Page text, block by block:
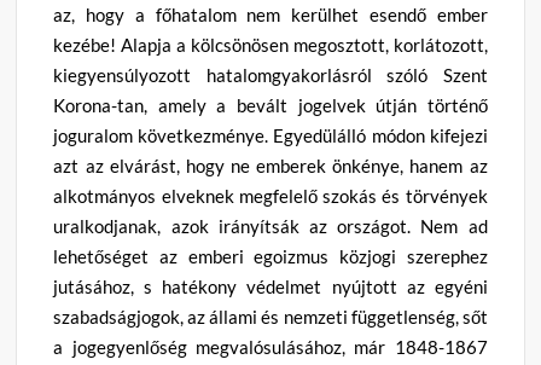
az, hogy a főhatalom nem kerülhet esendő ember
kezébe! Alapja a kölcsönösen megosztott, korlátozott,
kiegyensúlyozott hatalomgyakorlásról szóló Szent
Korona-tan, amely a bevált jogelvek útján történő
joguralom következménye. Egyedülálló módon kifejezi
azt az elvárást, hogy ne emberek önkénye, hanem az
alkotmányos elveknek megfelelő szokás és törvények
uralkodjanak, azok irányítsák az országot. Nem ad
lehetőséget az emberi egoizmus közjogi szerephez
jutásához, s hatékony védelmet nyújtott az egyéni
szabadságjogok, az állami és nemzeti függetlenség, sőt
a jogegyenlőség megvalósulásához, már 1848-1867